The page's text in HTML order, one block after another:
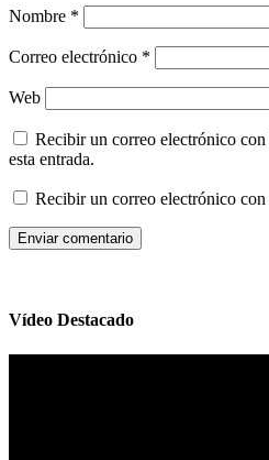
Nombre *
Correo electrónico *
Web
Recibir un correo electrónico
esta entrada.
Recibir un correo electrónico con
Vídeo Destacado